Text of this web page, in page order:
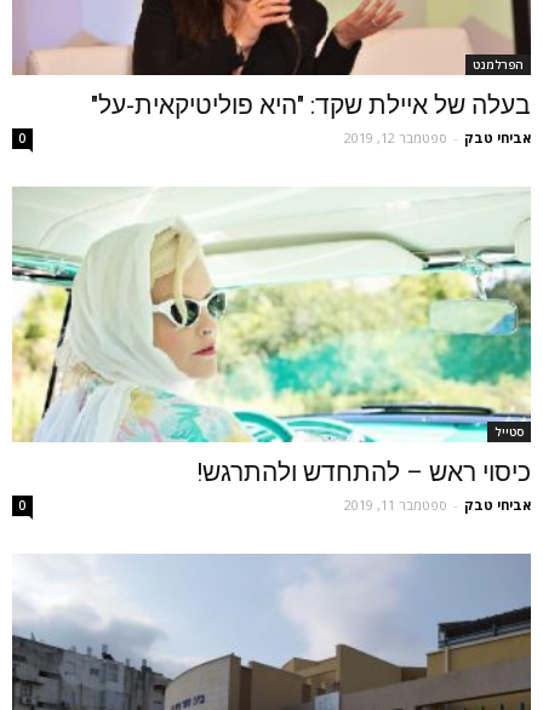
הפרלמנט
בעלה של איילת שקד: "היא פוליטיקאית-על"
אביחי טבק - ספטמבר 12, 2019 0
סטייל
כיסוי ראש – להתחדש ולהתרגש!
אביחי טבק - ספטמבר 11, 2019 0